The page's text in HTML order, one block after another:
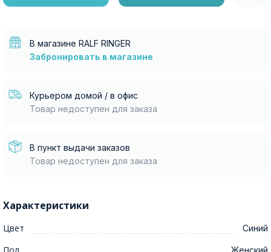
В магазине RALF RINGER
Забронировать в магазине
Курьером домой / в офис
Товар недоступен для заказа
В пункт выдачи заказов
Товар недоступен для заказа
Характеристики
Цвет Синий
Женский